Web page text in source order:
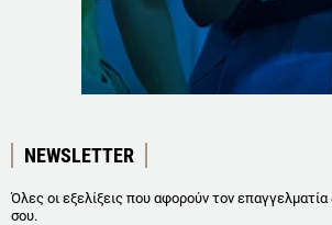
NEWSLETTER
Όλες οι εξελίξεις που αφορούν τον επαγγελματία
σου.